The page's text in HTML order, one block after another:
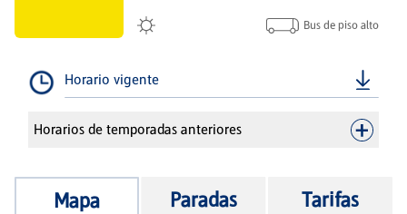
Bus de piso alto
Horario vigente
Horarios de temporadas anteriores
Mapa Paradas Tarifas